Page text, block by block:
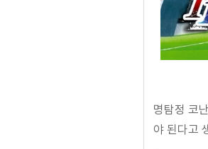
명탐정 코
야 된다고